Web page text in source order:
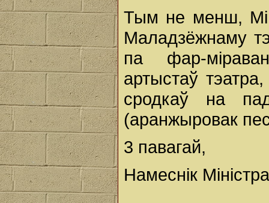
Тым не менш,
Маладзёжнаму
па фар-
артыстаў
сродкаў на
(аранжыровак
3 павагай,
Намеснік